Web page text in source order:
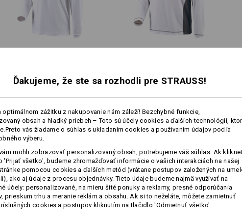
Čistá bavlna sa môže pri praní zraziť až o 3 až
Prispôsobenie:
e.s. cotton
moderný strih,
dlžka a dlhšie
Tricko s dlhým rukávom
+2 ďalšie funkcie
Ďakujeme, že ste sa rozhodli pre STRAUSS!
optimálnom zážitku z nakupovanie nám záleží! Bezchybné funkcie,
obsah a hladký priebeh – Toto sú účely cookies a ďalších technológií,
vás žiadame o súhlas s ukladaním cookies a používaním údajov podľa
výberu.
mohli zobrazovať personalizovaný obsah, potrebujeme váš súhlas. Ak
'Prijať všetko', budeme zhromažďovať informácie o vašich interakciách na našej
pomocou cookies a ďalších metód (vrátane postupov založených na
ako aj údaje z procesu objednávky. Tieto údaje budeme najmä využívať na
účely: personalizované, na mieru šité ponuky a reklamy, presné odporúčania
prieskum trhu a meranie reklám a obsahu. Ak si to neželáte, môžete zamietnuť
cookies a postupov kliknutím na tlačidlo 'Odmietnuť všetko'.